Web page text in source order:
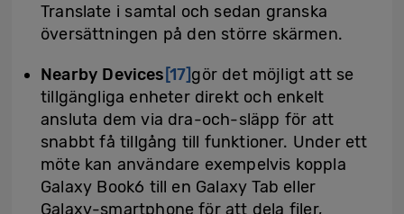
Translate i samtal och sedan granska
översättningen på den större skärmen.
Nearby Devices [17]gör det möjligt att se
tillgängliga enheter direkt och enkelt
ansluta dem via dra-och-släpp för att
snabbt få tillgång till funktioner. Under ett
möte kan användare exempelvis koppla
Galaxy Book6 till en Galaxy Tab eller
Galaxy-smartphone för att dela filer,